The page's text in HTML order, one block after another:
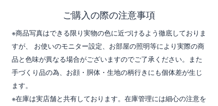
ご購入の際の注意事項
※商品写真はできる限り実物の色に近づけるよう徹底しておりま
すが、 お使いのモニター設定、お部屋の照明等により実際の商
品と色味が異なる場合がございますのでご了承ください。また
手づくり品の為、お顔・胴体・生地の柄行きにも個体差が生じ
ます。
※在庫は実店舗と共有しております。在庫管理には細心の注意を